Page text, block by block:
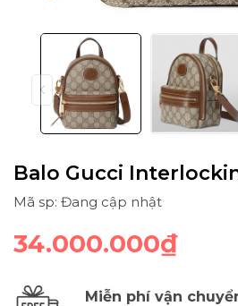
Balo Gucci
Mã sp: Đang cập nhật
34.000.000₫
Miễn phí vận